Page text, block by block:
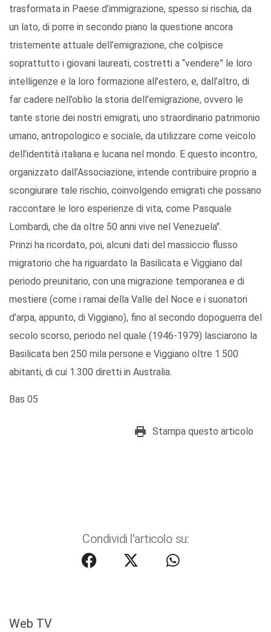
trasformata in Paese d’immigrazione, spesso si rischia, da
un lato, di porre in secondo piano la questione ancora
tristemente attuale dell’emigrazione, che colpisce
soprattutto i giovani laureati, costretti a “vendere” le loro
intelligenze e la loro formazione all’estero, e, dall’altro, di
far cadere nell’oblio la storia dell’emigrazione, ovvero le
tante storie dei nostri emigrati, uno straordinario patrimonio
umano, antropologico e sociale, da utilizzare come veicolo
dell’identità italiana e lucana nel mondo. E questo incontro,
organizzato dall’Associazione, intende contribuire proprio a
scongiurare tale rischio, coinvolgendo emigrati che possano
raccontare le loro esperienze di vita, come Pasquale
Lombardi, che da oltre 50 anni vive nel Venezuela".
Prinzi ha ricordato, poi, alcuni dati del massiccio flusso
migratorio che ha riguardato la Basilicata e Viggiano dal
periodo preunitario, con una migrazione temporanea e di
mestiere (come i ramai della Valle del Noce e i suonatori
d’arpa, appunto, di Viggiano), fino al secondo dopoguerra del
secolo scorso, periodo nel quale (1946-1979) lasciarono la
Basilicata ben 250 mila persone e Viggiano oltre 1.500
abitanti, di cui 1.300 diretti in Australia.
Bas 05
Stampa questo articolo
Condividi l'articolo su:
Web TV